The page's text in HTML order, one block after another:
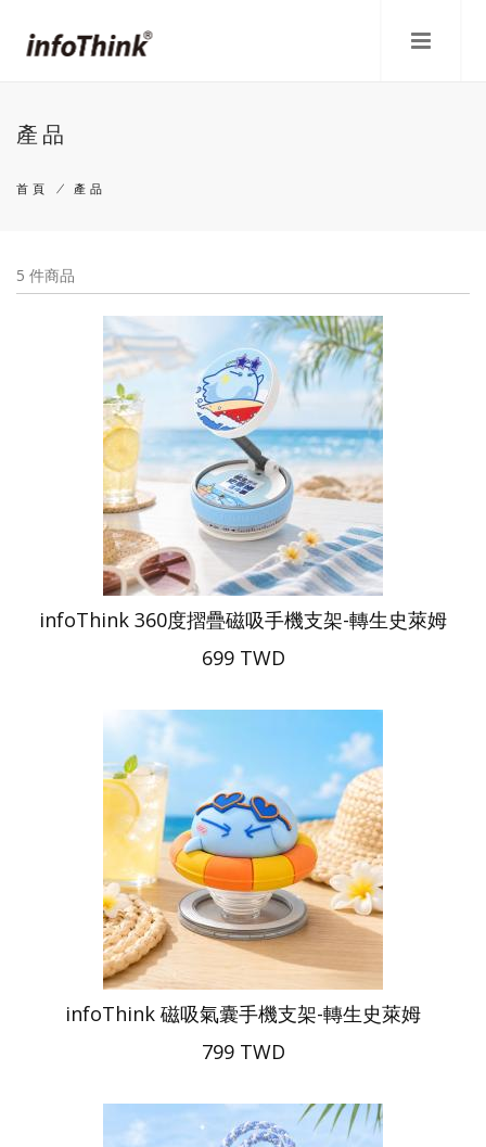
產品
航
連
首頁 / 產品
5 件商品
infoThink 360度摺疊磁吸手機支架-轉生史萊姆
699 TWD
infoThink 磁吸氣囊手機支架-轉生史萊姆
799 TWD